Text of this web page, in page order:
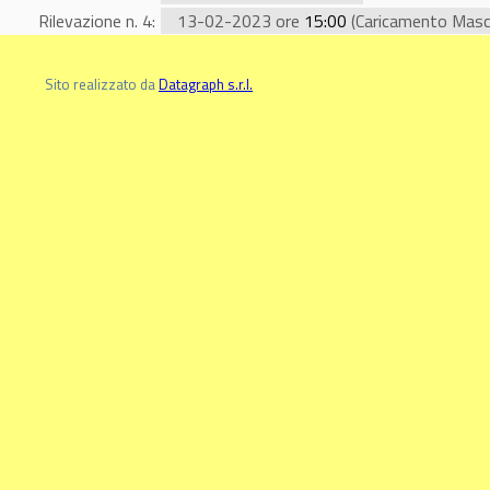
Rilevazione n. 4:
13-02-2023 ore 15:00 (Caricamento
Sito realizzato daDatagraph s.r.l.